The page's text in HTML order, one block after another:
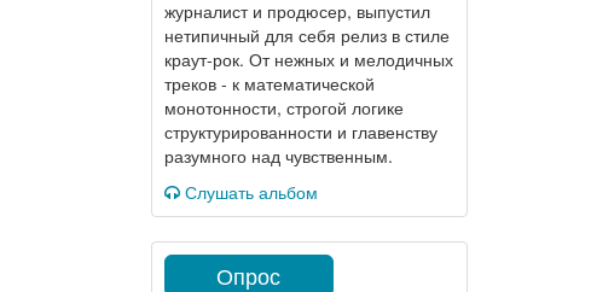
журналист и продюсер, выпустил
нетипичный для себя релиз в стиле
краут-рок. От нежных и мелодичных
треков - к математической
монотонности, строгой логике
структурированности и главенству
разумного над чувственным.
Слушать альбом
Опрос